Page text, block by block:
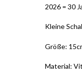
2026 = 30
Kleine
Größe:
Material: